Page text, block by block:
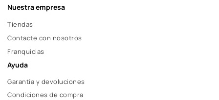
Nuestra empresa
Tiendas
Contacte con nosotros
Franquicias
Ayuda
Garantía y devoluciones
Condiciones de compra